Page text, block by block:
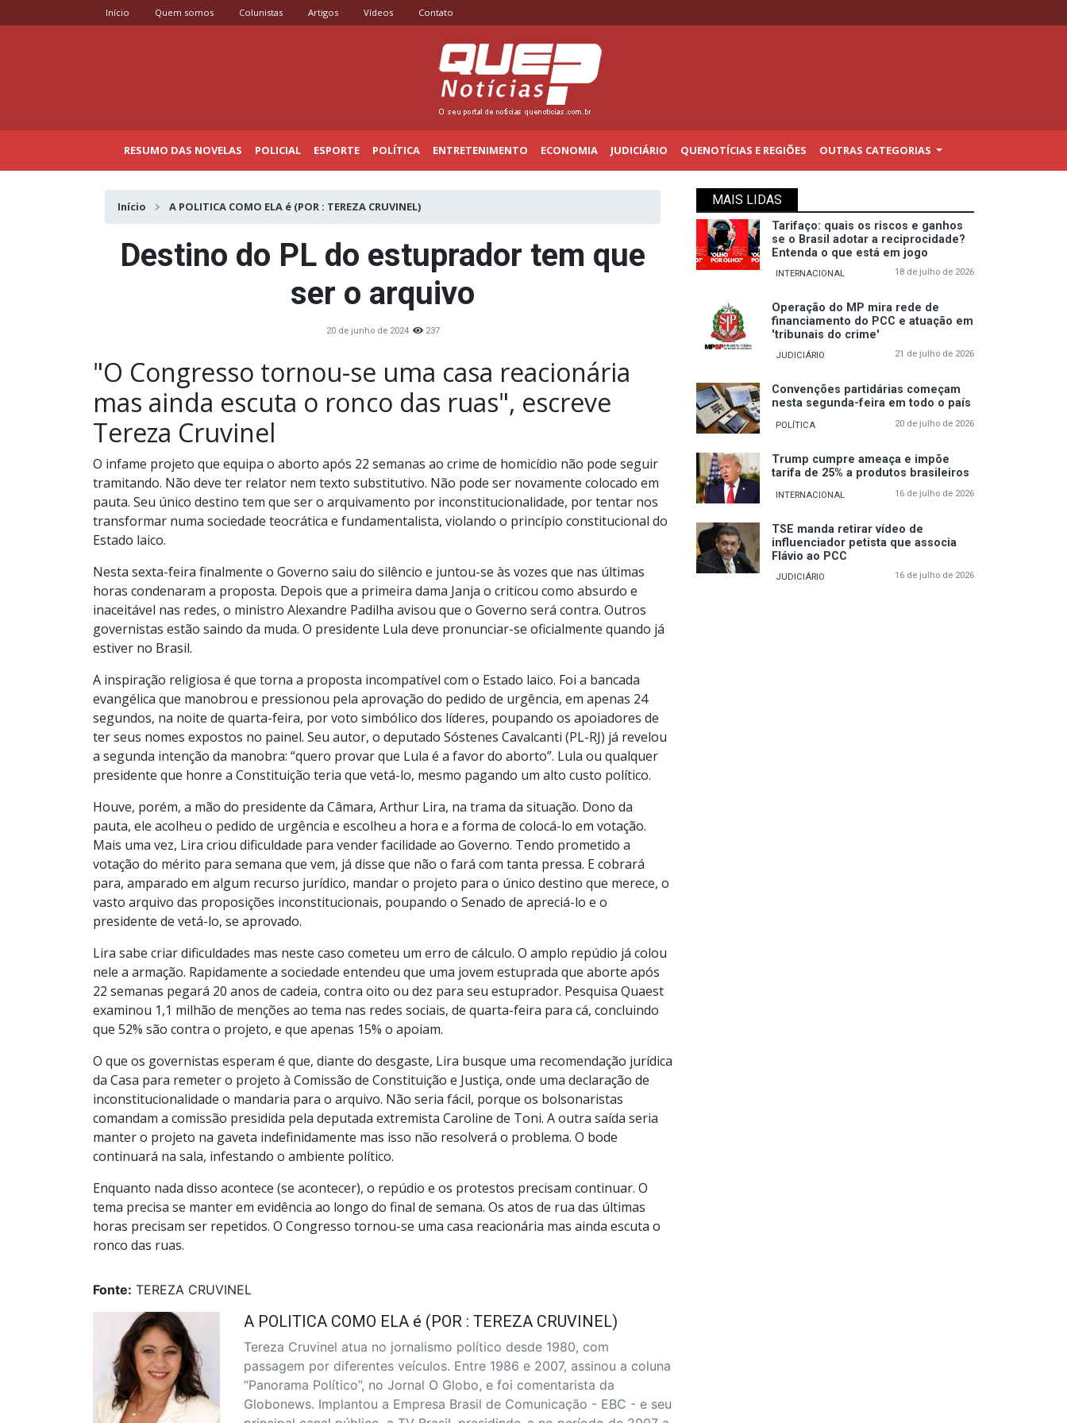
Início Quem somos Colunistas Artigos Vídeos Contato
RESUMO DAS NOVELAS POLICIAL ESPORTE POLÍTICA ENTRETENIMENTO ECONOMIA JUDICIÁRIO QUENOTÍCIAS E REGIÕES OUTRAS CATEGORIAS
Início A POLITICA COMO ELA é (POR : TEREZA CRUVINEL)
Destino do PL do estuprador tem que
ser o arquivo
20 de junho de 2024 237
"O Congresso tornou-se uma casa reacionária
mas ainda escuta o ronco das ruas", escreve
Tereza Cruvinel
O infame projeto que equipa o aborto após 22 semanas ao crime de homicídio não pode seguir
tramitando. Não deve ter relator nem texto substitutivo. Não pode ser novamente colocado em
pauta. Seu único destino tem que ser o arquivamento por inconstitucionalidade, por tentar nos
transformar numa sociedade teocrática e fundamentalista, violando o princípio constitucional do
Estado laico.
Nesta sexta-feira finalmente o Governo saiu do silêncio e juntou-se às vozes que nas últimas
horas condenaram a proposta. Depois que a primeira dama Janja o criticou como absurdo e
inaceitável nas redes, o ministro Alexandre Padilha avisou que o Governo será contra. Outros
governistas estão saindo da muda. O presidente Lula deve pronunciar-se oficialmente quando já
estiver no Brasil.
A inspiração religiosa é que torna a proposta incompatível com o Estado laico. Foi a bancada
evangélica que manobrou e pressionou pela aprovação do pedido de urgência, em apenas 24
segundos, na noite de quarta-feira, por voto simbólico dos líderes, poupando os apoiadores de
ter seus nomes expostos no painel. Seu autor, o deputado Sóstenes Cavalcanti (PL-RJ) já revelou
a segunda intenção da manobra: “quero provar que Lula é a favor do aborto”. Lula ou qualquer
presidente que honre a Constituição teria que vetá-lo, mesmo pagando um alto custo político.
Houve, porém, a mão do presidente da Câmara, Arthur Lira, na trama da situação. Dono da
pauta, ele acolheu o pedido de urgência e escolheu a hora e a forma de colocá-lo em votação.
Mais uma vez, Lira criou dificuldade para vender facilidade ao Governo. Tendo prometido a
votação do mérito para semana que vem, já disse que não o fará com tanta pressa. E cobrará
para, amparado em algum recurso jurídico, mandar o projeto para o único destino que merece, o
vasto arquivo das proposições inconstitucionais, poupando o Senado de apreciá-lo e o
presidente de vetá-lo, se aprovado.
Lira sabe criar dificuldades mas neste caso cometeu um erro de cálculo. O amplo repúdio já colou
nele a armação. Rapidamente a sociedade entendeu que uma jovem estuprada que aborte após
22 semanas pegará 20 anos de cadeia, contra oito ou dez para seu estuprador. Pesquisa Quaest
examinou 1,1 milhão de menções ao tema nas redes sociais, de quarta-feira para cá, concluindo
que 52% são contra o projeto, e que apenas 15% o apoiam.
O que os governistas esperam é que, diante do desgaste, Lira busque uma recomendação jurídica
da Casa para remeter o projeto à Comissão de Constituição e Justiça, onde uma declaração de
inconstitucionalidade o mandaria para o arquivo. Não seria fácil, porque os bolsonaristas
comandam a comissão presidida pela deputada extremista Caroline de Toni. A outra saída seria
manter o projeto na gaveta indefinidamente mas isso não resolverá o problema. O bode
continuará na sala, infestando o ambiente político.
Enquanto nada disso acontece (se acontecer), o repúdio e os protestos precisam continuar. O
tema precisa se manter em evidência ao longo do final de semana. Os atos de rua das últimas
horas precisam ser repetidos. O Congresso tornou-se uma casa reacionária mas ainda escuta o
ronco das ruas.
MAIS LIDAS
Tarifaço: quais os riscos e ganhos
se o Brasil adotar a reciprocidade?
Entenda o que está em jogo
INTERNACIONAL 18 de julho de 2026
Operação do MP mira rede de
financiamento do PCC e atuação em
'tribunais do crime'
JUDICIÁRIO 21 de julho de 2026
Convenções partidárias começam
nesta segunda-feira em todo o país
POLÍTICA 20 de julho de 2026
Trump cumpre ameaça e impõe
tarifa de 25% a produtos brasileiros
INTERNACIONAL 16 de julho de 2026
TSE manda retirar vídeo de
influenciador petista que associa
Flávio ao PCC
JUDICIÁRIO 16 de julho de 2026
Fonte: TEREZA CRUVINEL
A POLITICA COMO ELA é (POR : TEREZA CRUVINEL)
Tereza Cruvinel atua no jornalismo político desde 1980, com
passagem por diferentes veículos. Entre 1986 e 2007, assinou a coluna
“Panorama Político”, no Jornal O Globo, e foi comentarista da
Globonews. Implantou a Empresa Brasil de Comunicação - EBC - e seu